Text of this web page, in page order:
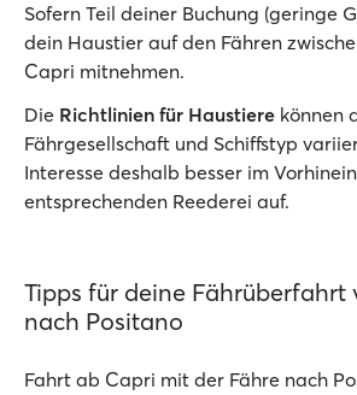
Sofern Teil deiner Buchung (geringe
dein Haustier auf den Fähren
Capri mitnehmen.
Die Richtlinien für Haustiere können
Fährgesellschaft und Schiffstyp
Interesse deshalb besser im
entsprechenden Reederei auf.
Tipps für deine Fährüberfahrt
nach Positano
Fahrt ab Capri mit der Fähre nach